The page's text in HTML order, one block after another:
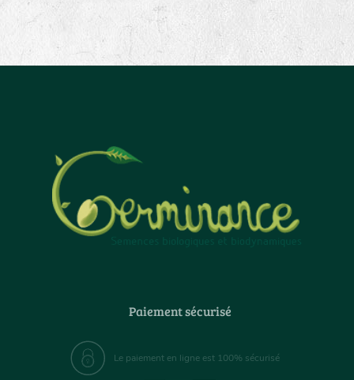
Paiement sécurisé
Le paiement en ligne est 100% sécurisé